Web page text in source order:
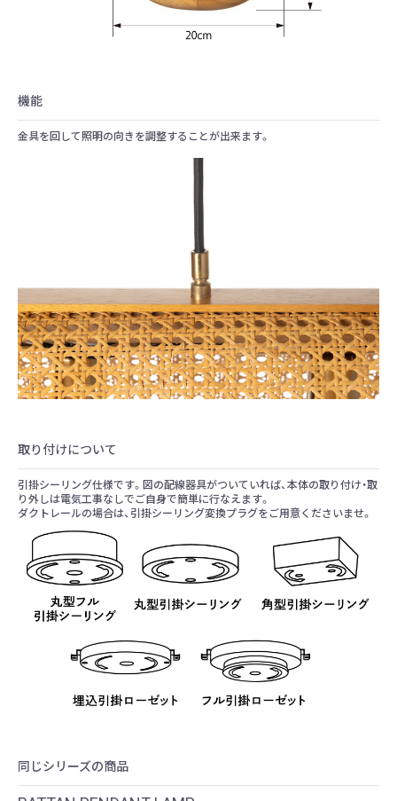
機能
金具を回して照明の向きを調整することが出来ます。
取り付けについて
引掛シーリング仕様です。図の配線器具がついていれば、本体の取り付け・取
り外しは電気工事なしでご自身で簡単に行なえます。
ダクトレールの場合は、引掛シーリング変換プラグをご用意くださいませ。
同じシリーズの商品